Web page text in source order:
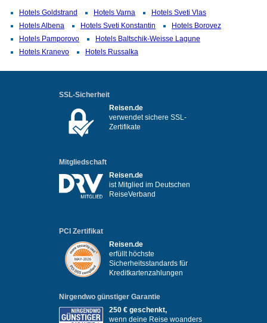
Hotels Goldstrand Hotels Varna
Hotels Sveti Vlas
Hotels Albena
Hotels Sveti Konstantin
Hotels Borovez
Hotels Pamporovo
Hotels Baltschik-Weisse Lagune
Hotels Kranevo
Hotels Russalka
SSL-Sicherheit
Reisen.de
verwendet sichere SSL-
Zertifikate
Mitgliedschaft
Reisen.de
ist Mitglied im Deutschen
ReiseVerband
PCI Zertifikat
Reisen.de
erfüllt höchste
Sicherheitsstandards für
Kreditkartenzahlungen
Nirgendwo günstiger Garantie
250 € geschenkt,
wenn deine Reise woanders